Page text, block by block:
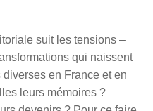
suit les tensions –
qui naissent
en France et en
leurs mémoires ?